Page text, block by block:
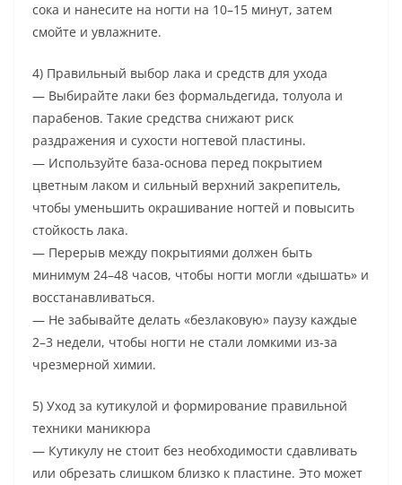
сока и нанесите на ногти на 10–15 минут, затем
смойте и увлажните.
4) Правильный выбор лака и средств для ухода
— Выбирайте лаки без формальдегида, толуола и
парабенов. Такие средства снижают риск
раздражения и сухости ногтевой пластины.
— Используйте база-основа перед покрытием
цветным лаком и сильный верхний закрепитель,
чтобы уменьшить окрашивание ногтей и повысить
стойкость лака.
— Перерыв между покрытиями должен быть
минимум 24–48 часов, чтобы ногти могли «дышать» и
восстанавливаться.
— Не забывайте делать «безлаковую» паузу каждые
2–3 недели, чтобы ногти не стали ломкими из-за
чрезмерной химии.
5) Уход за кутикулой и формирование правильной
техники маникюра
— Кутикулу не стоит без необходимости сдавливать
или обрезать слишком близко к пластине. Это может